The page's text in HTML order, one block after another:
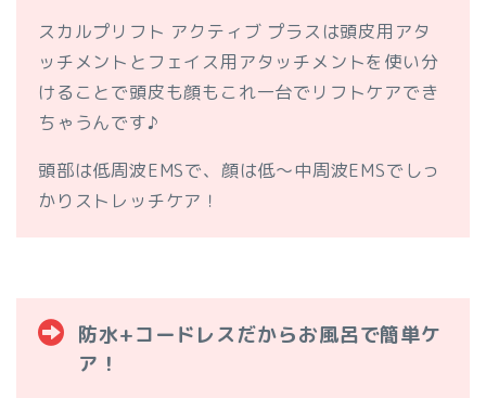
スカルプリフト アクティブ プラスは頭皮用アタ
ッチメントとフェイス用アタッチメントを使い分
けることで頭皮も顔もこれ一台でリフトケアでき
ちゃうんです♪
頭部は低周波EMSで、顔は低〜中周波EMSでしっ
かりストレッチケア！
防水+コードレスだからお風呂で簡単ケ
ア！